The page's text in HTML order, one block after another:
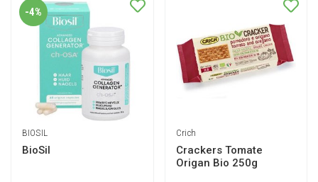
-4%
BIOSIL
BioSil
Crich
Crackers Tomate
Origan Bio 250g